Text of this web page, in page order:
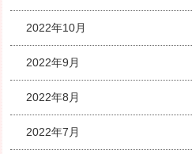
2022年10月
2022年9月
2022年8月
2022年7月